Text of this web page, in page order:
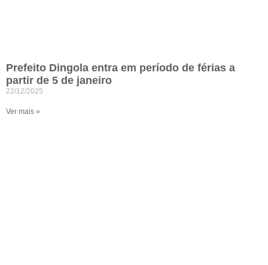
Prefeito Dingola entra em período de férias a
partir de 5 de janeiro
22/12/2025
Ver mais »